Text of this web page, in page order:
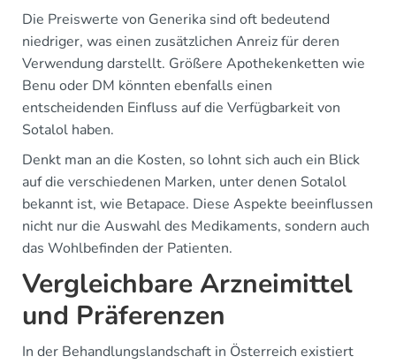
Die Preiswerte von Generika sind oft bedeutend
niedriger, was einen zusätzlichen Anreiz für deren
Verwendung darstellt. Größere Apothekenketten wie
Benu oder DM könnten ebenfalls einen
entscheidenden Einfluss auf die Verfügbarkeit von
Sotalol haben.
Denkt man an die Kosten, so lohnt sich auch ein Blick
auf die verschiedenen Marken, unter denen Sotalol
bekannt ist, wie Betapace. Diese Aspekte beeinflussen
nicht nur die Auswahl des Medikaments, sondern auch
das Wohlbefinden der Patienten.
Vergleichbare Arzneimittel
und Präferenzen
In der Behandlungslandschaft in Österreich existiert